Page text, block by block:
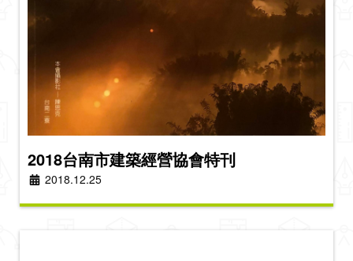
2018台南市建築經營協會特刊
2018.12.25